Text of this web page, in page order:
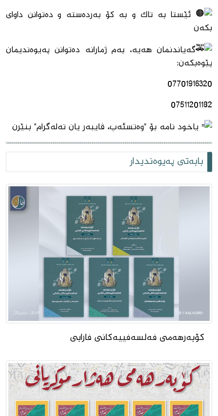
ئێستا بە تاک و بە کۆ بەردەستە و دەتوانن داواى
بکەن
گەیاندنمان هەیە، بەم ژمارانە دەتوانن پەیوەندیمان
پێوەبکەن:
07701916320
07511201182
یاخود نامە بۆ "وەتسئەپ، ڤایبەر یان تەلەگرام" بنێرن
بابەتی پەیوەندیدار
کۆبەرهەمى فەلسەفییەکانى فارابى